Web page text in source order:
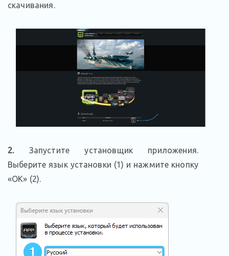
скачивания.
2.Запустите установщик приложения.
Выберите язык установки (1) и нажмите кнопку
«ОК» (2).